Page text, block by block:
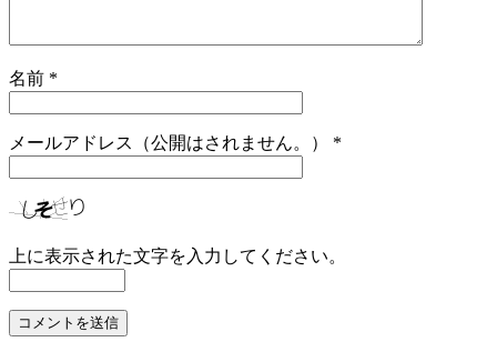
名前 *
メールアドレス（公開はされません。） *
上に表示された文字を入力してください。